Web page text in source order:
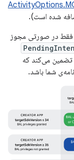
فقط در صورتی مجوز
تضمین می‌کند که
شما باشد.